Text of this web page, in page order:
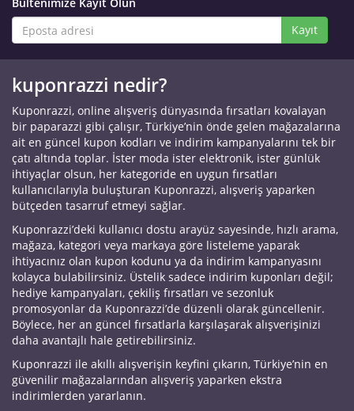
Kayıt
kuponrazzi nedir?
Kuponrazzi, online alışveriş dünyasında fırsatları kovalayan
bir paparazzi gibi çalışır, Türkiye’nin önde gelen mağazalarına
ait en güncel kupon kodları ve indirim kampanyalarını tek bir
çatı altında toplar. İster moda ister elektronik, ister günlük
ihtiyaçlar olsun, her kategoride en uygun fırsatları
kullanıcılarıyla buluşturan Kuponrazzi, alışveriş yaparken
bütçeden tasarruf etmeyi sağlar.
Kuponrazzi’deki kullanıcı dostu arayüz sayesinde, hızlı arama,
mağaza, kategori veya markaya göre listeleme yaparak
ihtiyacınız olan kupon kodunu ya da indirim kampanyasını
kolayca bulabilirsiniz. Üstelik sadece indirim kuponları değil;
hediye kampanyaları, çekiliş fırsatları ve sezonluk
promosyonlar da Kuponrazzi’de düzenli olarak güncellenir.
Böylece, her an güncel fırsatlarla karşılaşarak alışverişinizi
daha avantajlı hale getirebilirsiniz.
Kuponrazzi ile akıllı alışverişin keyfini çıkarın, Türkiye’nin en
güvenilir mağazalarından alışveriş yaparken ekstra
indirimlerden yararlanın.